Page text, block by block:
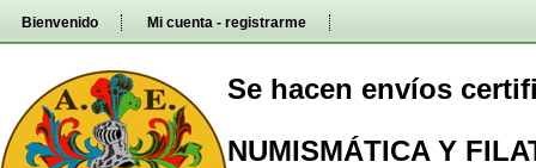
directamente
Bienvenido Mi cuenta - registrarme
Se hacen envíos
NUMISMÁTICA Y